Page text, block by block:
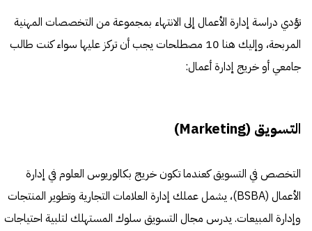
تؤدي دراسة إدارة الأعمال إلى الانتهاء بمجموعة من التخصصات المهنية
المربحة، وإليك هنا 10 مصطلحات يجب أن تركز عليها سواء كنت طالب
جامعي أو خريج إدارة أعمال:
التسويق (Marketing)
التخصص في التسويق كعندما تكون خريج بكالوريوس العلوم في إدارة
الأعمال (BSBA)، يشمل عملك إدارة العلامات التجارية وتطوير المنتجات
وإدارة المبيعات. يدرس مجال التسويق سلوك المستهلك لتلبية احتياجات